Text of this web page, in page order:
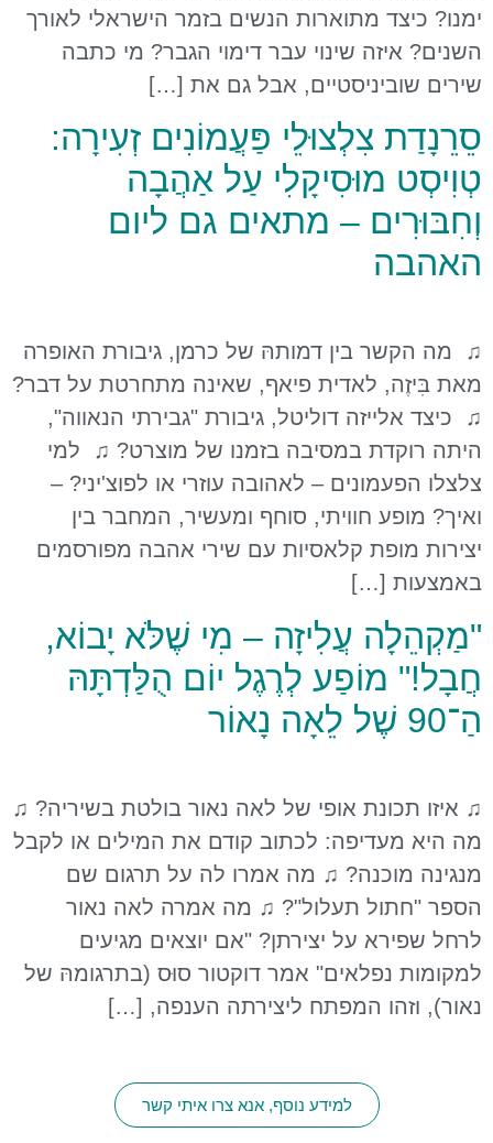
ימנו? כיצד מתוארות הנשים בזמר הישראלי לאורך
השנים? איזה שינוי עבר דימוי הגבר? מי כתבה
שירים שוביניסטיים, אבל גם את […]
סֵרֵנָדַת צִלְצוּלֵי פַּעֲמוֹנִים זְעִירָה:
טְוִיסְט מוּסִיקָלִי עַל אַהֲבָה
וְחִבּוּרִים – מתאים גם ליום
האהבה
♫ מה הקשר בין דמותהּ של כרמן, גיבורת האופרה
מאת בִּיזֶה, לאדית פיאף, שאינה מתחרטת על דבר?
♫ כיצד אלייזה דוליטל, גיבורת "גבירתי הנאווה",
היתה רוקדת במסיבה בזמנו של מוצרט? ♫ למי
צלצלו הפעמונים – לאהובה עוזרי או לפוצ'יני? –
ואיך? מופע חוויתי, סוחף ומעשיר, המחבר בין
יצירות מופת קלאסיות עם שירי אהבה מפורסמים
באמצעות […]
"מַקְהֵלָה עֲלִיזָה – מִי שֶׁלֹּא יָבוֹא,
חֲבָל!" מוֹפַע לְרֶגֶל יוֹם הֻלַּדְתָּהּ
הַ־90 שֶׁל לֵאָה נָאוֹר
♫ איזו תכונת אופי של לאה נאור בולטת בשיריה? ♫
מה היא מעדיפה: לכתוב קודם את המילים או לקבל
מנגינה מוכנה? ♫ מה אמרו לה על תרגום שם
הספר "חתול תעלול"? ♫ מה אמרה לאה נאור
לרחל שפירא על יצירתן? "אם יוצאים מגיעים
למקומות נפלאים" אמר דוקטור סוּס (בתרגומהּ של
נאור), וזהו המפתח ליצירתה הענפה, […]
למידע נוסף, אנא צרו איתי קשר